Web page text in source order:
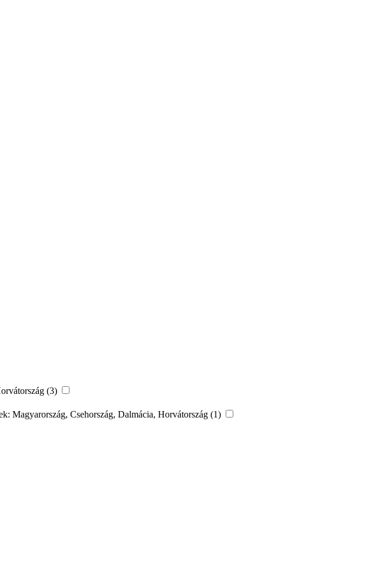
(3)
Magyarország, Csehország, Dalmácia, Horvátország (1)